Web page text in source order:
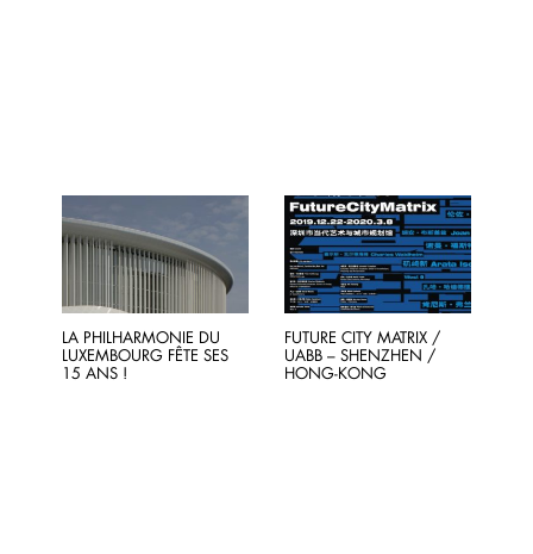
LA PHILHARMONIE DU
LUXEMBOURG FÊTE SES
15 ANS !
FUTURE CITY MATRIX /
UABB – SHENZHEN /
HONG-KONG